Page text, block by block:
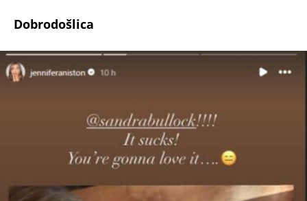
Dobrodošlica